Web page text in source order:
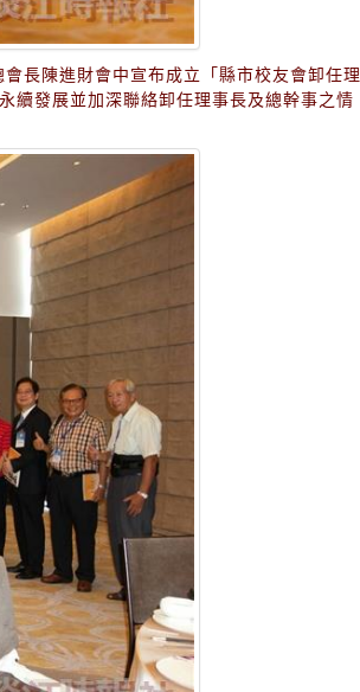
長陳進財會中宣布成立「縣市校友會卸任理
續發展並加深聯絡卸任理事長及總幹事之情